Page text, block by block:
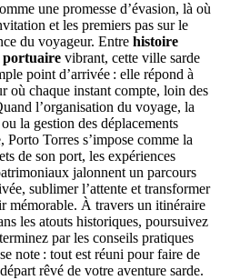
une promesse d’évasion, là où
et les premiers pas sur le
du voyageur. Entre histoire
vibrant, cette ville sarde
point d’arrivée : elle répond à
où chaque instant compte, loin des
l’organisation du voyage, la
la gestion des déplacements
Porto Torres s’impose comme la
de son port, les expériences
jalonnent un parcours
sublimer l’attente et transformer
mémorable. À travers un itinéraire
les atouts historiques, poursuivez
par les conseils pratiques
note : tout est réuni pour faire de
rêvé de votre aventure sarde.